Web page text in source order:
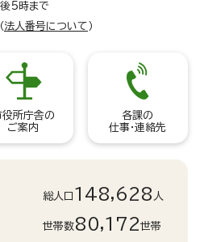
5時まで
法人番号について ）
役所庁舎の
ご案内
各課の
仕事・連絡先
総人口 148,628 人
世帯数80,172世帯